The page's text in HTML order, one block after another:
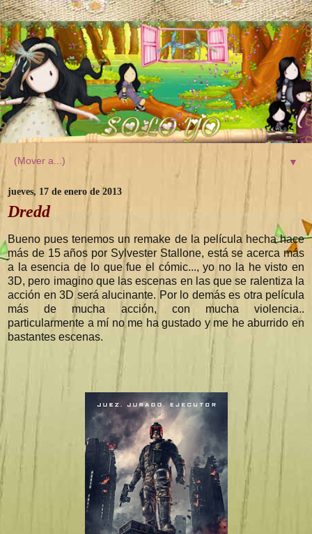
▼
jueves, 17 de enero de 2013
Dredd
Bueno pues tenemos un remake de la película hecha hace
más de 15 años por Sylvester Stallone, está se acerca más
a la esencia de lo que fue el cómic..., yo no la he visto en
3D, pero imagino que las escenas en las que se ralentiza la
acción en 3D será alucinante. Por lo demás es otra película
más de mucha acción, con mucha violencia..
particularmente a mí no me ha gustado y me he aburrido en
bastantes escenas.